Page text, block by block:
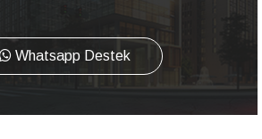
Whatsapp Destek